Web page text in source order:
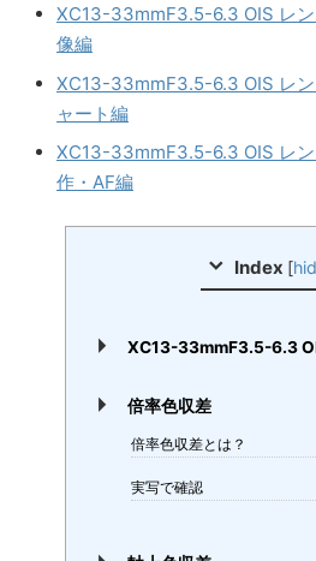
XC13-33mmF3.5-6.3 OIS レ
像編
XC13-33mmF3.5-6.3 OIS レ
ャート編
XC13-33mmF3.5-6.3 OIS レン
作・AF編
Index [
XC13-33mmF3.5-6.3
倍率色収差
倍率色収差とは？
実写で確認